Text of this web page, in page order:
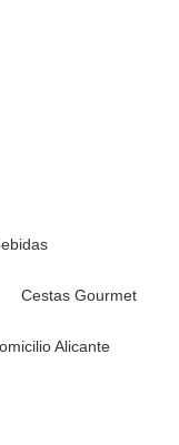
Cestas Gourmet
Alicante